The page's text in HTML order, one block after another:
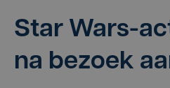
Star Wars-
na bezoek